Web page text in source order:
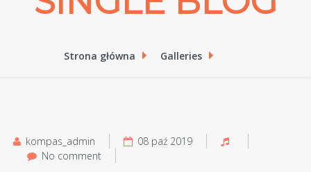
Strona główna Galleries
kompas_admin
08 paź 2019
No comment